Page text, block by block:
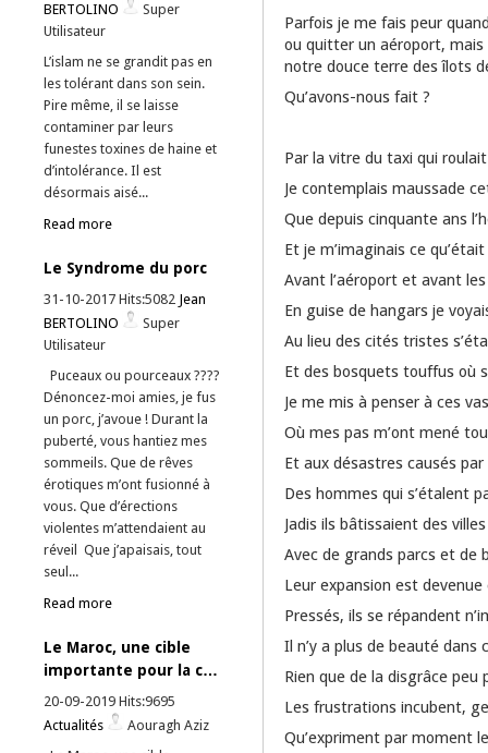
BERTOLINO
Super
Utilisateur
L’islam ne se grandit pas en
les tolérant dans son sein.
Pire même, il se laisse
contaminer par leurs
funestes toxines de haine et
d’intolérance. Il est
désormais aisé...
Read more
Le Syndrome du porc
31-10-2017 Hits:5082 Jean
BERTOLINO
Super
Utilisateur
Puceaux ou pourceaux ????
Dénoncez-moi amies, je fus
un porc, j’avoue ! Durant la
puberté, vous hantiez mes
sommeils. Que de rêves
érotiques m’ont fusionné à
vous. Que d’érections
violentes m’attendaient au
réveil Que j’apaisais, tout
seul...
Read more
Le Maroc, une cible
importante pour la c…
20-09-2019 Hits:9695
Actualités
Aouragh Aziz
Parfois je me fais peur
ou quitter un aéroport,
notre douce terre des îlots
Qu’avons-nous fait ?
Par la vitre du taxi qui
Je contemplais maussade
Que depuis cinquante ans
Et je m’imaginais ce
Avant l’aéroport et avant
En guise de hangars je
Au lieu des cités tristes
Et des bosquets touffus où
Je me mis à penser à ces
Où mes pas m’ont mené
Et aux désastres causés
Des hommes qui s’étalent
Jadis ils bâtissaient des
Avec de grands parcs et de
Leur expansion est
Pressés, ils se répandent
Il n’y a plus de beauté dans
Rien que de la disgrâce peu
Les frustrations incubent,
Qu’expriment par moment